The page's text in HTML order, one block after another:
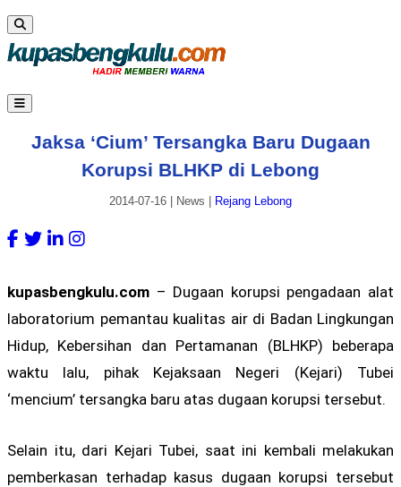
Jaksa ‘Cium’ Tersangka Baru Dugaan
Korupsi BLHKP di Lebong
2014-07-16 News Rejang Lebong
kupasbengkulu.com – Dugaan korupsi pengadaan alat
laboratorium pemantau kualitas air di Badan Lingkungan
Hidup, Kebersihan dan Pertamanan (BLHKP) beberapa
waktu lalu, pihak Kejaksaan Negeri (Kejari) Tubei
‘mencium’ tersangka baru atas dugaan korupsi tersebut.
Selain itu, dari Kejari Tubei, saat ini kembali melakukan
pemberkasan terhadap kasus dugaan korupsi tersebut